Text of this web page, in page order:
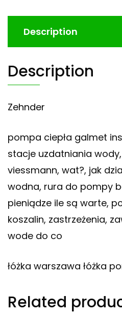
Description
Description
Zehnder
pompa ciepła galmet
stacje uzdatniania
viessmann, wat?, jak
wodna, rura do pompy
pieniądze ile są warte,
koszalin, zastrzeżenia,
wode do co
łóżka warszawa łóżka
Related